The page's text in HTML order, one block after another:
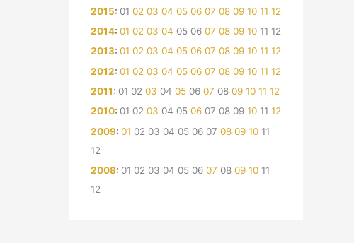
2015: 01 02 03 04 05 06 07 08 09 10 11 12
2014: 01 02 03 04 05 06 07 08 09 10 11 12
2013: 01 02 03 04 05 06 07 08 09 10 11 12
2012: 01 02 03 04 05 06 07 08 09 10 11 12
2011: 01 02 03 04 05 06 07 08 09 10 11 12
2010: 01 02 03 04 05 06 07 08 09 10 11 12
2009: 01 02 03 04 05 06 07 08 09 10 11
12
2008: 01 02 03 04 05 06 07 08 09 10 11
12